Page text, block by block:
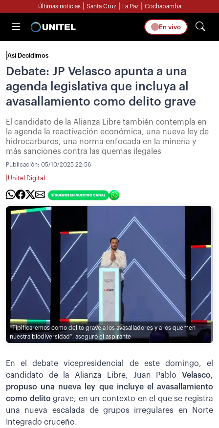
Últimas noticias Santa Cruz La Paz Cochabamba
En vivo
Así Decidimos
Debate: JP Velasco apunta a una
agenda legislativa que incluya al
avasallamiento como delito grave
El candidato de la Alianza Libre también contempla en
la agenda la reactivación económica, una nueva ley de
hidrocarburos, una norma enfocada en la minería y
más sanciones contra las quemas ilegales
Publicación: 05/10/2025 22:56
Unitel Digital
“Tipificaremos como delito grave a los avasalladores y a los quemen
nuestra biodiversidad”, aseguró el aspirante
En el debate vicepresidencial de este domingo, el
candidato de la Alianza Libre, Juan Pablo Velasco,
propuso una nueva ley que incluye el avasallamiento
como delitograve, en un contexto en el que se registra
una nueva escalada de grupos irregulares en Norte
Integrado cruceño.